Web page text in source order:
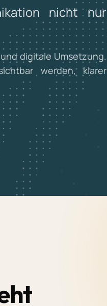
nicht nur
digitale Umsetzung.
werden, klarer